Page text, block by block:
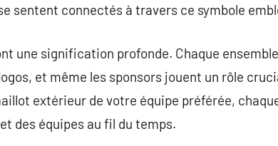
sentent connectés à travers ce symbole
une signification profonde. Chaque
et même les sponsors jouent un rôle
extérieur de votre équipe préférée,
des équipes au fil du temps.